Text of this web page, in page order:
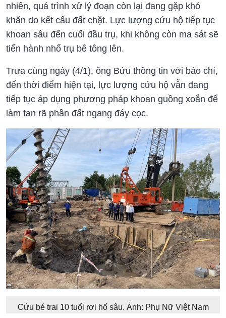
nhiên, quá trình xử lý đoạn còn lại đang gặp khó
khăn do kết cấu đất chặt. Lực lượng cứu hộ tiếp tục
khoan sâu đến cuối đầu trụ, khi không còn ma sát sẽ
tiến hành nhổ trụ bê tông lên.
Trưa cùng ngày (4/1), ông Bửu thông tin với báo chí,
đến thời điểm hiện tại, lực lượng cứu hộ vẫn đang
tiếp tục áp dụng phương pháp khoan guồng xoắn để
làm tan rã phần đất ngang đáy cọc.
Cứu bé trai 10 tuổi rơi hố sâu. Ảnh: Phụ Nữ Việt Nam